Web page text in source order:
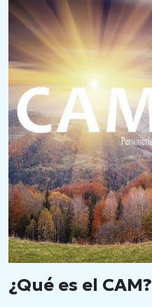
¿Qué es el CAM?